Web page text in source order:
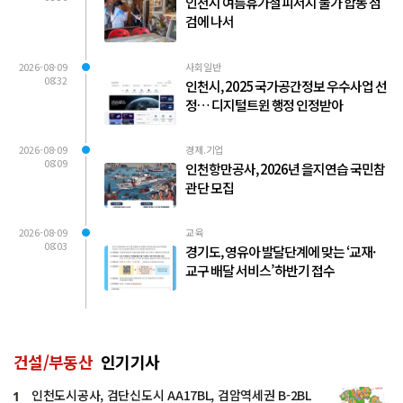
검에 나서
2026-08-09
08:32
사회일반
인천시, 2025 국가공간정보 우수사업 선
정… 디지털트윈 행정 인정받아
2026-08-09
08:09
경제.기업
인천항만공사, 2026년 을지연습 국민참
관단 모집
2026-08-09
08:03
교육
경기도, 영유아 발달단계에 맞는 ‘교재·
교구 배달 서비스’ 하반기 접수
건설/부동산 인기기사
1
인천도시공사, 검단신도시 AA17BL, 검암역세권 B-2BL